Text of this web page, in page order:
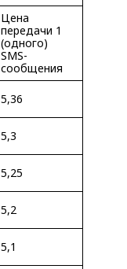
Цена
передачи 1
(одного)
SMS-
сообщения
5,36
5,3
5,25
5,2
5,1